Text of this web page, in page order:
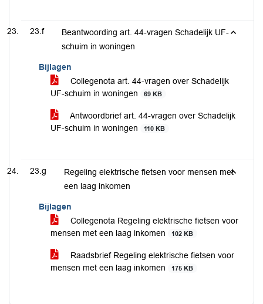
23.f
Beantwoording art. 44-vragen Schadelijk UF-
schuim in woningen
Bijlagen
Collegenota art. 44-vragen over Schadelijk
UF-schuim in woningen
69 KB
Antwoordbrief art. 44-vragen over Schadelijk
UF-schuim in woningen
110 KB
23.g
Regeling elektrische fietsen voor mensen met
een laag inkomen
Bijlagen
Collegenota Regeling elektrische fietsen voor
mensen met een laag inkomen
102 KB
Raadsbrief Regeling elektrische fietsen voor
mensen met een laag inkomen
175 KB